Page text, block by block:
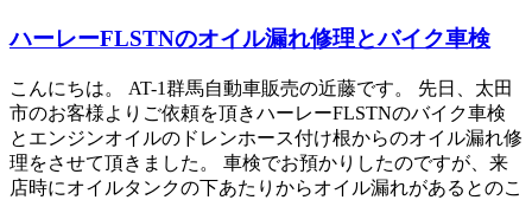
ハーレーFLSTNのオイル漏れ修理とバイク車検
こんにちは。 AT-1群馬自動車販売の近藤です。 先日、太田
市のお客様よりご依頼を頂きハーレーFLSTNのバイク車検
とエンジンオイルのドレンホース付け根からのオイル漏れ修
理をさせて頂きました。 車検でお預かりしたのですが、来
店時にオイルタンクの下あたりからオイル漏れがあるとのこ